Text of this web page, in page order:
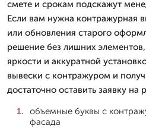
смете и срокам подскажут
Если вам нужна контражурная
или обновления старого
решение без лишних
яркости и аккуратной
вывески с контражуром и
достаточно оставить заявку на
объемные буквы с
фасада